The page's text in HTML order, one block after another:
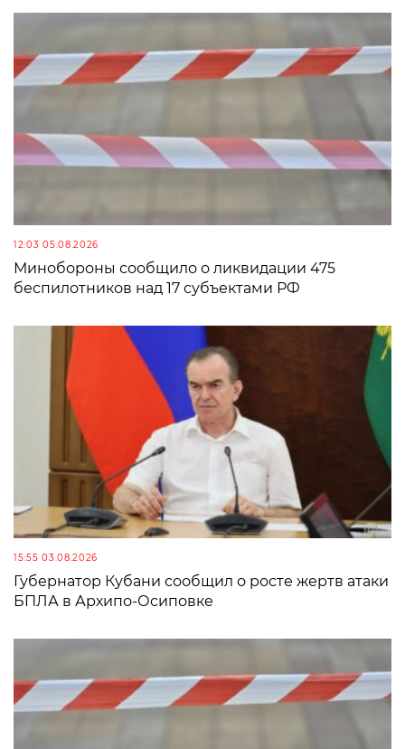
12:03 05.08.2026
Минобороны сообщило о ликвидации 475
беспилотников над 17 субъектами РФ
15:55 03.08.2026
Губернатор Кубани сообщил о росте жертв атаки
БПЛА в Архипо-Осиповке